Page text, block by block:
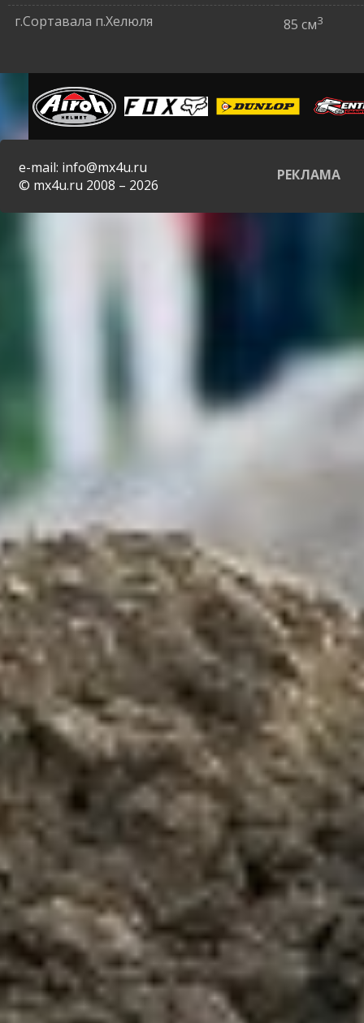
г.Сортавала п.Хелюля 85 см3
e-mail: info@mx4u.ru
© mx4u.ru 2008 – 2026
РЕКЛАМА